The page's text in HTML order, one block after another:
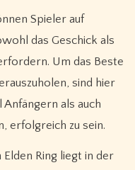
Spieler auf
das Geschick als
Um das Beste
sind hier
als auch
erfolgreich zu sein.
Ring liegt in der